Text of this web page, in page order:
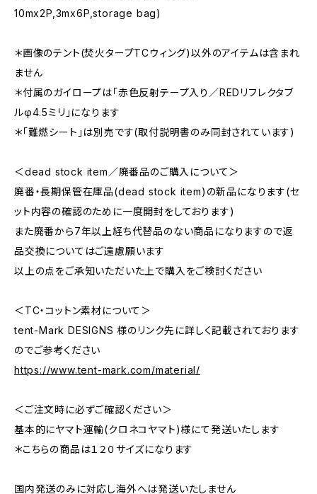
10mx2P,3mx6P,storage bag)
＊画像のテント(焚火タープTCウィング)以外のアイテムは含まれ
ません
＊付属のガイロープは「赤色反射テープ入り／REDリフレクタブ
ルφ4.5ミリ」になります
＊「難燃シート」は別売です(取付説明書のみ同封されています)
＜dead stock item／廃番品のご購入について＞
廃番・長期保管在庫品(dead stock item)の新品になります(セ
ット内容の確認のために一度開封をしております)
また廃番から7年以上経ち代替品のない商品になりますので返
品交換についてはご遠慮願います
以上の点をご承知いただいた上で購入をご検討ください
＜TC・コットン素材について＞
tent-Mark DESIGNS 様のリンク先に詳しく記載されております
のでご参考ください
https://www.tent-mark.com/material/
＜ご注文時に必ずご確認ください＞
基本的にヤマト運輸(クロネコヤマト)様にて発送いたします
＊こちらの商品は１２０サイズになります
国内発送のみに対応し海外へは発送いたしません